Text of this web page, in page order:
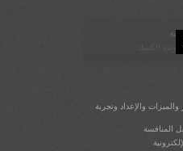
وضع الكشك
البضائع، أو خيارات التبرع
(الرسائل الإخبارية)
والإعداد وتجربة